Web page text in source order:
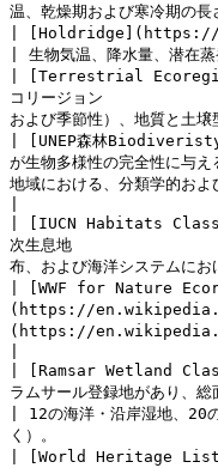
温、乾燥期および寒
|
| 生物気温、降水
| [Terrestrial
コリージョン
および季節性）、地
| [UNEP森林
が生物多様性の
地域における、分類学的お
| [IUCN Habitats
次生息地
布、および海洋
| [WWF for
(https://en.wikipedia.org/
(https://en.wikipedia.org/
| [Ramsar
ラムサール登録地があり、
| 12の海洋・沿岸湿地、20
く）。
| [World Heritage